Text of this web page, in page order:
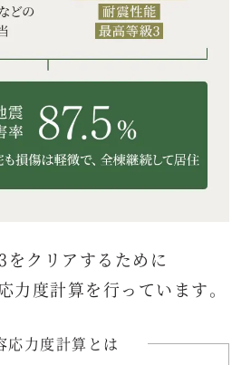
をクリアするために
力度計算を行っています。
応力度計算とは